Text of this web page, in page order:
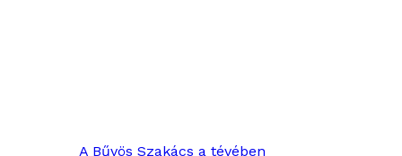
A Bűvös Szakács a tévében